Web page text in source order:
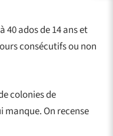
40 ados de 14 ans et
consécutifs ou non
colonies de
manque. On recense